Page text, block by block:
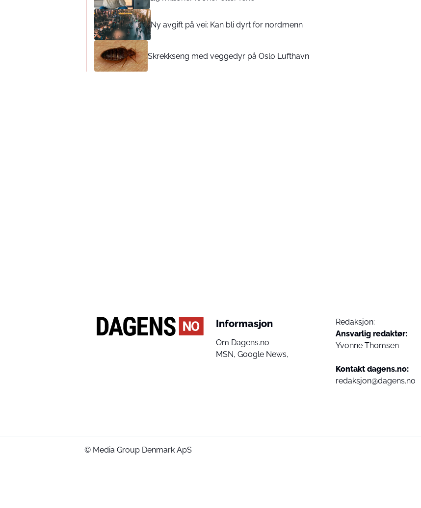
Ny avgift på vei: Kan bli dyrt for nordmenn
Skrekkseng med veggedyr på Oslo Lufthavn
Informasjon
Om Dagens.no
MSN, Google News,
Redaksjon:
Ansvarlig redaktør:
Yvonne Thomsen
Kontakt dagens.no:
redaksjon@dagens.no
© Media Group Denmark ApS